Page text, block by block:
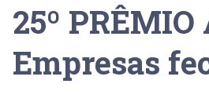
25º PRÊMIO
Empresas